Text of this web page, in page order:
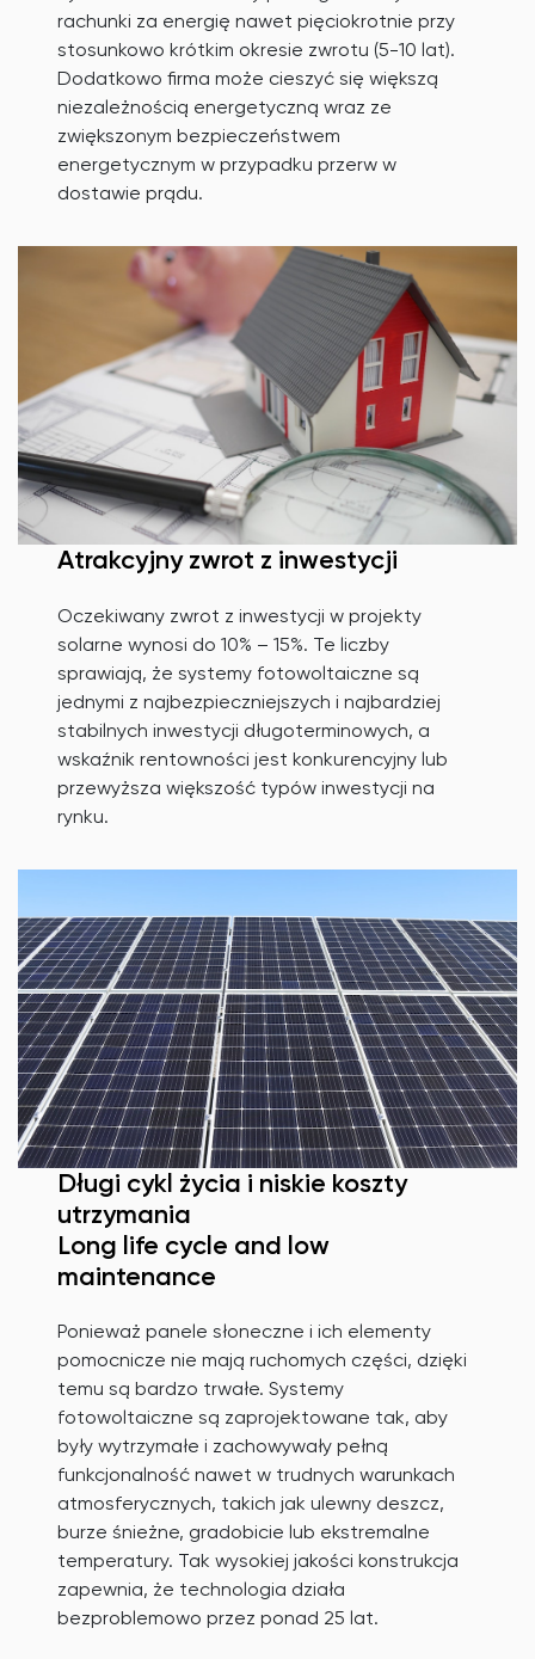
rachunki za energię nawet pięciokrotnie przy
stosunkowo krótkim okresie zwrotu (5-10 lat).
Dodatkowo firma może cieszyć się większą
niezależnością energetyczną wraz ze
zwiększonym bezpieczeństwem
energetycznym w przypadku przerw w
dostawie prądu.
Atrakcyjny zwrot z inwestycji
Oczekiwany zwrot z inwestycji w projekty
solarne wynosi do 10% – 15%. Te liczby
sprawiają, że systemy fotowoltaiczne są
jednymi z najbezpieczniejszych i najbardziej
stabilnych inwestycji długoterminowych, a
wskaźnik rentowności jest konkurencyjny lub
przewyższa większość typów inwestycji na
rynku.
Długi cykl życia i niskie koszty
utrzymania
Long life cycle and low
maintenance
Ponieważ panele słoneczne i ich elementy
pomocnicze nie mają ruchomych części, dzięki
temu są bardzo trwałe. Systemy
fotowoltaiczne są zaprojektowane tak, aby
były wytrzymałe i zachowywały pełną
funkcjonalność nawet w trudnych warunkach
atmosferycznych, takich jak ulewny deszcz,
burze śnieżne, gradobicie lub ekstremalne
temperatury. Tak wysokiej jakości konstrukcja
zapewnia, że ​​technologia działa
bezproblemowo przez ponad 25 lat.